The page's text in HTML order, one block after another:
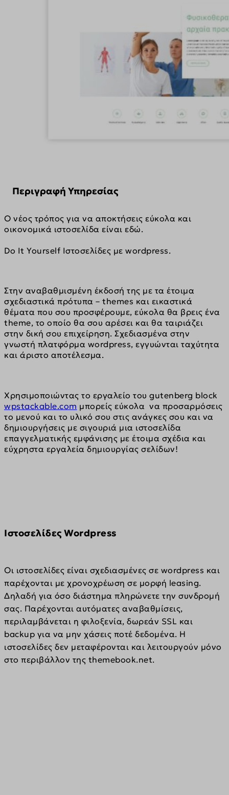
Περιγραφή Υπηρεσίας
Ο νέος τρόπος για να αποκτήσεις εύκολα και
οικονομικά ιστοσελίδα είναι εδώ.
Do It Yourself Ιστοσελίδες με wordpress.
Στην αναβαθμισμένη έκδοσή της με τα έτοιμα
σχεδιαστικά πρότυπα – themes και εικαστικά
θέματα που σου προσφέρουμε, εύκολα θα βρεις ένα
theme, το οποίο θα σου αρέσει και θα ταιριάζει
στην δική σου επιχείρηση. Σχεδιασμένα στην
γνωστή πλατφόρμα wordpress, εγγυώνται ταχύτητα
και άριστο αποτέλεσμα.
Χρησιμοποιώντας το εργαλείο του gutenberg block
wpstackable.com μπορείς εύκολα  να προσαρμόσεις
το μενού και το υλικό σου στις ανάγκες σου και να
δημιουργήσεις με σιγουριά μια ιστοσελίδα
επαγγελματικής εμφάνισης με έτοιμα σχέδια και
εύχρηστα εργαλεία δημιουργίας σελίδων!
Iστοσελίδες Wordpress
Οι ιστοσελίδες είναι σχεδιασμένες σε wordpress και
παρέχονται με χρονοχρέωση σε μορφή leasing.
Δηλαδή για όσο διάστημα πληρώνετε την συνδρομή
σας. Παρέχονται αυτόματες αναβαθμίσεις,
περιλαμβάνεται η φιλοξενία, δωρεάν SSL και
backup για να μην χάσεις ποτέ δεδομένα. H
ιστοσελίδες δεν μεταφέρονται και λειτουργούν μόνο
στο περιβάλλον της themebook.net.